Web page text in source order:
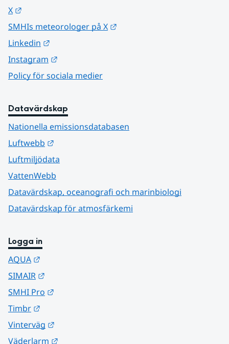
X
SMHIs meteorologer på X
Linkedin
Instagram
Policy för sociala medier
Datavärdskap
Nationella emissionsdatabasen
Luftwebb
Luftmiljödata
VattenWebb
Datavärdskap, oceanografi och marinbiologi
Datavärdskap för atmosfärkemi
Logga in
AQUA
SIMAIR
SMHI Pro
Timbr
Vinterväg
Väderlarm